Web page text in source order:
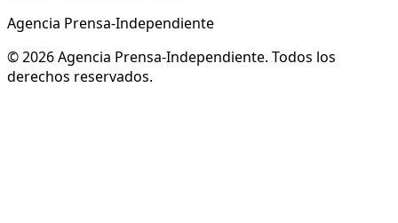
Agencia Prensa-Independiente
© 2026 Agencia Prensa-Independiente. Todos los
derechos reservados.